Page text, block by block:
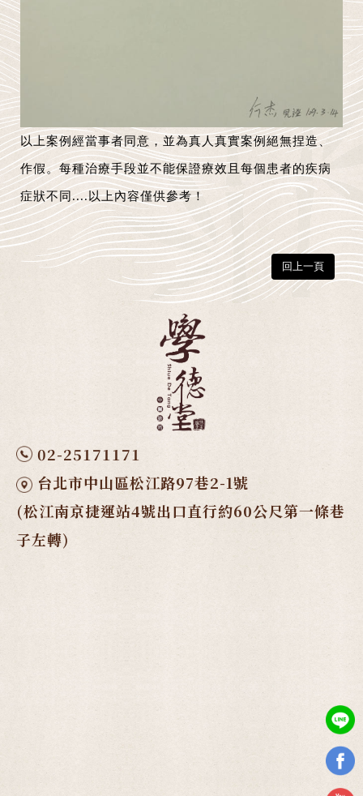
以上案例經當事者同意，並為真人真實案例絕無捏造、
作假。每種治療手段並不能保證療效且每個患者的疾病
症狀不同....以上內容僅供參考！
回上一頁
02-25171171
台北市中山區松江路97巷2-1號
(松江南京捷運站4號出口直行約60公尺第一條巷
子左轉)